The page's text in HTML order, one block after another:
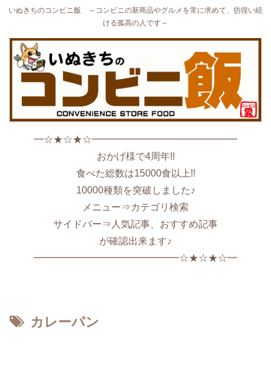
いぬきちのコンビニ飯 ～コンビニの新商品やグルメを常に求めて、彷徨い続
ける孤高の人です～
━☆★☆★☆━━━━━━━━━━━━━━━
おかげ様で4周年!!
食べた総数は15000食以上!!
10000種類を突破しました♪
メニュー⇒カテゴリ検索
サイドバー⇒人気記事、おすすめ記事
が確認出来ます♪
━━━━━━━━━━━━━━━☆★☆★☆━
カレーパン